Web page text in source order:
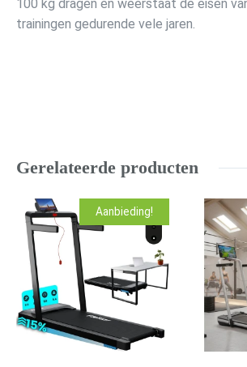
100 kg dragen en weerstaat de eisen
trainingen gedurende vele jaren.
Gerelateerde producten
Aanbieding!